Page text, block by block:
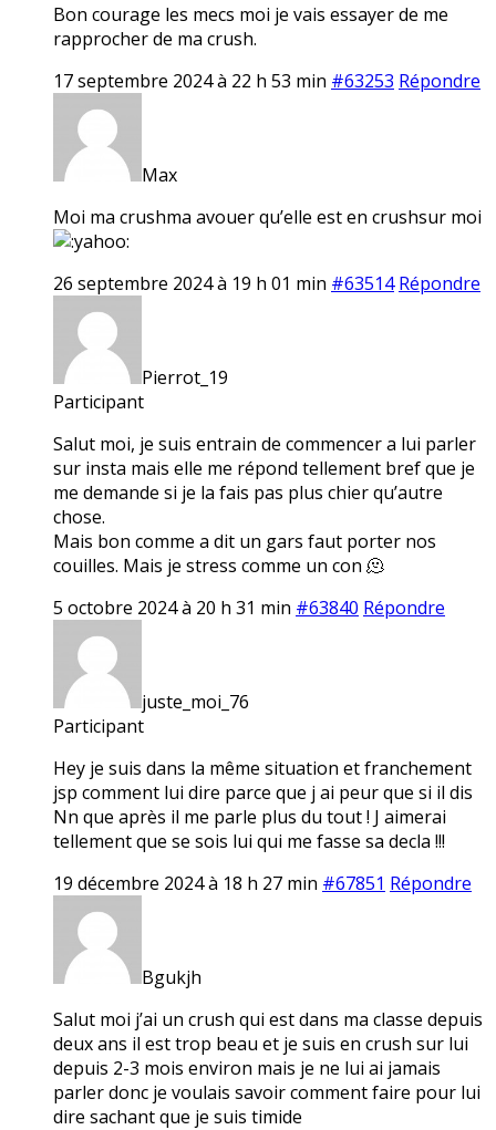
Bon courage les mecs moi je vais essayer de me
rapprocher de ma crush.
17 septembre 2024 à 22 h 53 min #63253 Répondre
Max
Moi ma crushma avouer qu’elle est en crushsur moi
26 septembre 2024 à 19 h 01 min #63514 Répondre
Pierrot_19
Participant
Salut moi, je suis entrain de commencer a lui parler
sur insta mais elle me répond tellement bref que je
me demande si je la fais pas plus chier qu’autre
chose.
Mais bon comme a dit un gars faut porter nos
couilles. Mais je stress comme un con 🫠
5 octobre 2024 à 20 h 31 min #63840 Répondre
juste_moi_76
Participant
Hey je suis dans la même situation et franchement
jsp comment lui dire parce que j ai peur que si il dis
Nn que après il me parle plus du tout ! J aimerai
tellement que se sois lui qui me fasse sa decla !!!
19 décembre 2024 à 18 h 27 min #67851 Répondre
Bgukjh
Salut moi j’ai un crush qui est dans ma classe depuis
deux ans il est trop beau et je suis en crush sur lui
depuis 2-3 mois environ mais je ne lui ai jamais
parler donc je voulais savoir comment faire pour lui
dire sachant que je suis timide